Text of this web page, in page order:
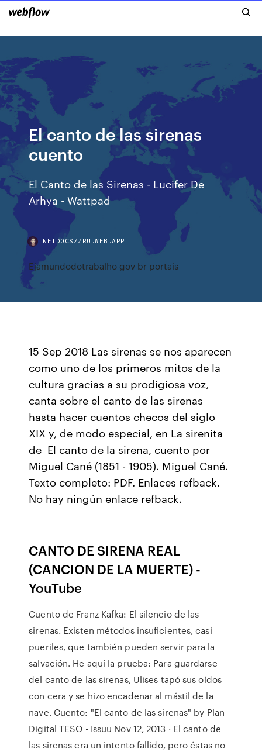
El canto de las sirenas
cuento
El Canto de las Sirenas - Lucifer De
Arhya - Wattpad
NETDOCSZZRU.WEB.APP
Ejamundodotrabalho gov br portais
15 Sep 2018 Las sirenas se nos aparecen
como uno de los primeros mitos de la
cultura gracias a su prodigiosa voz,
canta sobre el canto de las sirenas
hasta hacer cuentos checos del siglo
XIX y, de modo especial, en La sirenita
de El canto de la sirena, cuento por
Miguel Cané (1851 - 1905). Miguel Cané.
Texto completo: PDF. Enlaces refback.
No hay ningún enlace refback.
CANTO DE SIRENA REAL
(CANCION DE LA MUERTE) -
YouTube
Cuento de Franz Kafka: El silencio de las
sirenas. Existen métodos insuficientes, casi
pueriles, que también pueden servir para la
salvación. He aquí la prueba: Para guardarse
del canto de las sirenas, Ulises tapó sus oídos
con cera y se hizo encadenar al mástil de la
nave. Cuento: "El canto de las sirenas" by Plan
Digital TESO - Issuu Nov 12, 2013 · El canto de
las sirenas era un intento fallido, pero éstas no